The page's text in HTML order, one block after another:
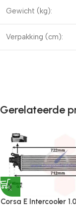
Gewicht (kg):
Verpakking (cm):
Gerelateerde
Corsa E Intercooler